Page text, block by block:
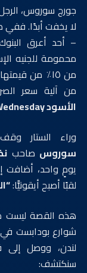
جورج سوروس،
– أحد أعرق
محمومة للجنيه
من ١٥٪ من
من آلية سعر
الأسود Black
وراء الستار
سوروس صاحب
يومٍ واحد، أضافت
لقبًا أصبح أيقونيًّا:
هذه القصة ليست
شوارع بودابست
لندن، ووصل
سنكتشف: